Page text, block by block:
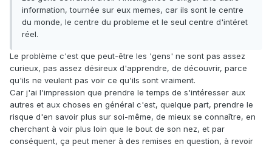
information, tournée sur eux memes, car ils sont le centre
du monde, le centre du probleme et le seul centre d'intéret
réel.
Le problème c'est que peut-être les 'gens' ne sont pas assez
curieux, pas assez désireux d'apprendre, de découvrir, parce
qu'ils ne veulent pas voir ce qu'ils sont vraiment.
Car j'ai l'impression que prendre le temps de s'intéresser aux
autres et aux choses en général c'est, quelque part, prendre le
risque d'en savoir plus sur soi-même, de mieux se connaître, en
cherchant à voir plus loin que le bout de son nez, et par
conséquent, ça peut mener à des remises en question, à revoir